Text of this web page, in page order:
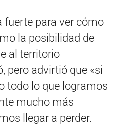
fuerte para ver cómo
la posibilidad de
al territorio
pero advirtió que «si
todo lo que logramos
mucho más
llegar a perder.